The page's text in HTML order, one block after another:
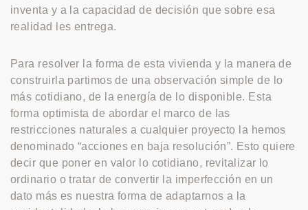
inventa y a la capacidad de decisión que sobre esa
realidad les entrega.
Para resolver la forma de esta vivienda y la manera de
construirla partimos de una observación simple de lo
más cotidiano, de la energía de lo disponible. Esta
forma optimista de abordar el marco de las
restricciones naturales a cualquier proyecto la hemos
denominado “acciones en baja resolución”. Esto quiere
decir que poner en valor lo cotidiano, revitalizar lo
ordinario o tratar de convertir la imperfección en un
dato más es nuestra forma de adaptarnos a la